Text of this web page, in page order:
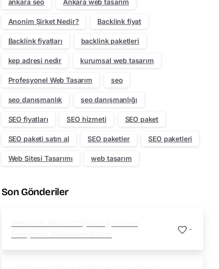
Anonim Şirket Nedir? Backlink fiyat
Backlink fiyatları backlink paketleri
kep adresi nedir kurumsal web tasarım
Profesyonel Web Tasarım seo
seo danışmanlık seo danışmanlığı
SEO fiyatları SEO hizmeti SEO paket
SEO paketi satın al SEO paketler SEO paketleri
Web Sitesi Tasarımı web tasarım
Son Gönderiler
-